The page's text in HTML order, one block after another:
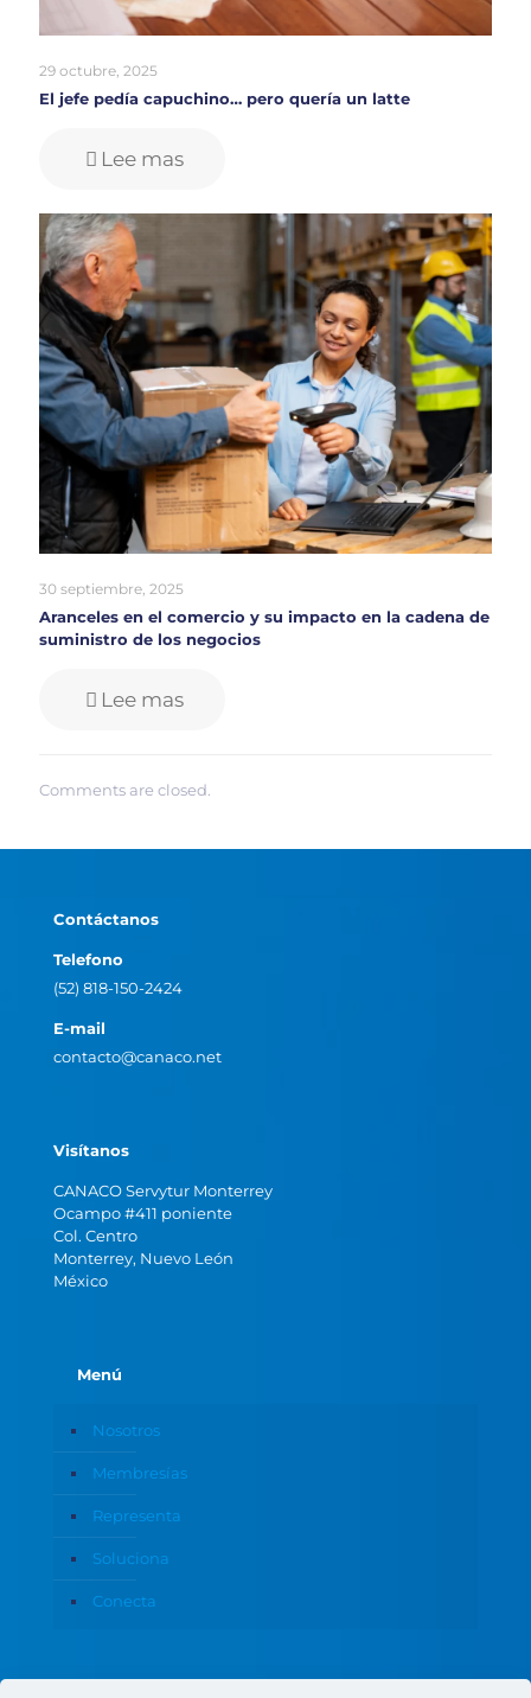
29 octubre, 2025
El jefe pedía capuchino… pero quería un latte
Lee mas
30 septiembre, 2025
Aranceles en el comercio y su impacto en la cadena de
suministro de los negocios
Lee mas
Comments are closed.
Contáctanos
Telefono
(52) 818-150-2424
E-mail
contacto@canaco.net
Visítanos
CANACO Servytur Monterrey
Ocampo #411 poniente
Col. Centro
Monterrey, Nuevo León
México
Menú
Nosotros
Membresías
Representa
Soluciona
Conecta